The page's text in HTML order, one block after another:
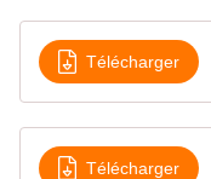
Télécharger
Télécharger